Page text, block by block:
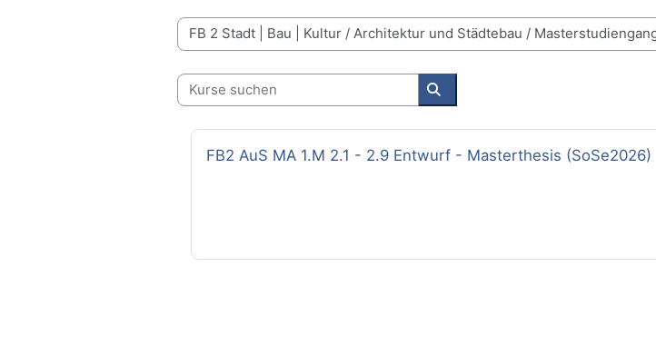
Kursbereiche
Kurse suchen
Kurse suchen
Kursname
FB2 AuS MA 1.M 2.1 - 2.9 Entwurf - Masterthesis (SoSe2026)